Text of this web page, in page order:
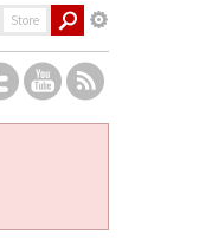
Store